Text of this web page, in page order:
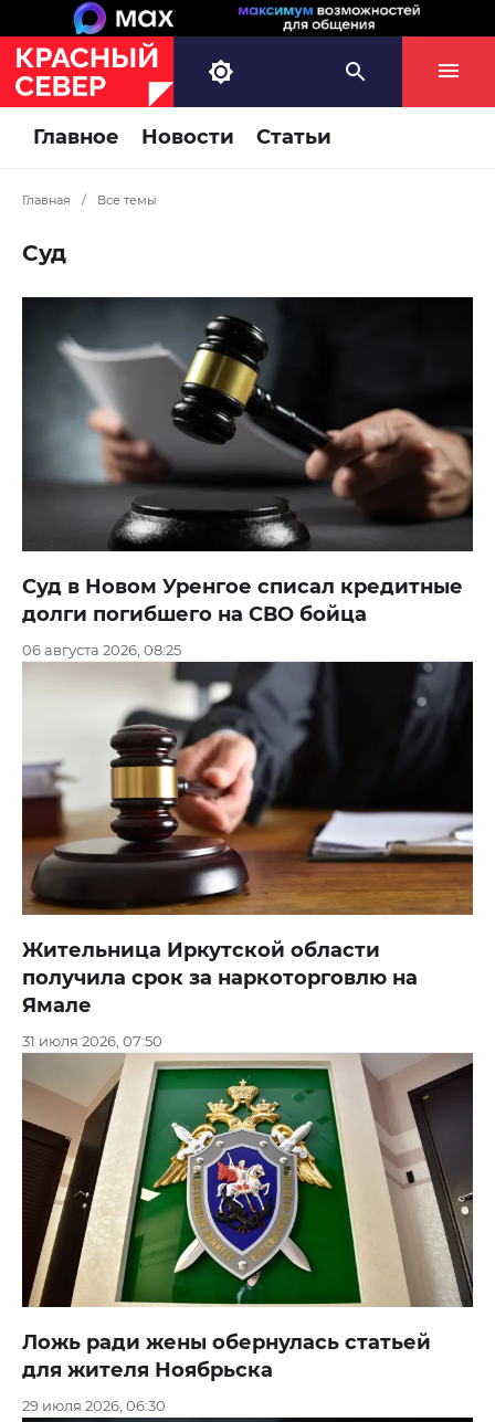
Главное Новости Статьи
Главная / Все темы
Суд
Суд в Новом Уренгое списал кредитные
долги погибшего на СВО бойца
06 августа 2026, 08:25
Жительница Иркутской области
получила срок за наркоторговлю на
Ямале
31 июля 2026, 07:50
Ложь ради жены обернулась статьей
для жителя Ноябрьска
29 июля 2026, 06:30